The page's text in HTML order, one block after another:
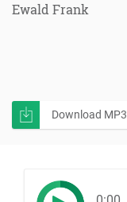
Ewald Frank
Download MP3